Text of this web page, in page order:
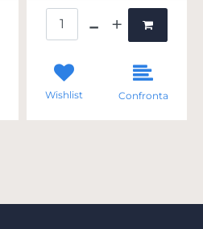
Wishlist Confronta